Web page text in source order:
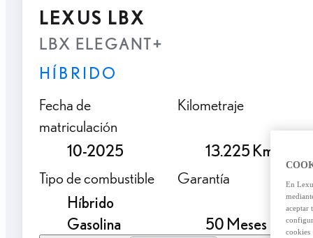
LEXUS LBX
LBX ELEGANT+
HÍBRIDO
Fecha de
matriculación
10-2025
Kilometraje
13.225 Km.
Tipo de combustible
Híbrido
Gasolina
Garantía
50 Meses
En
aceptar
cookies